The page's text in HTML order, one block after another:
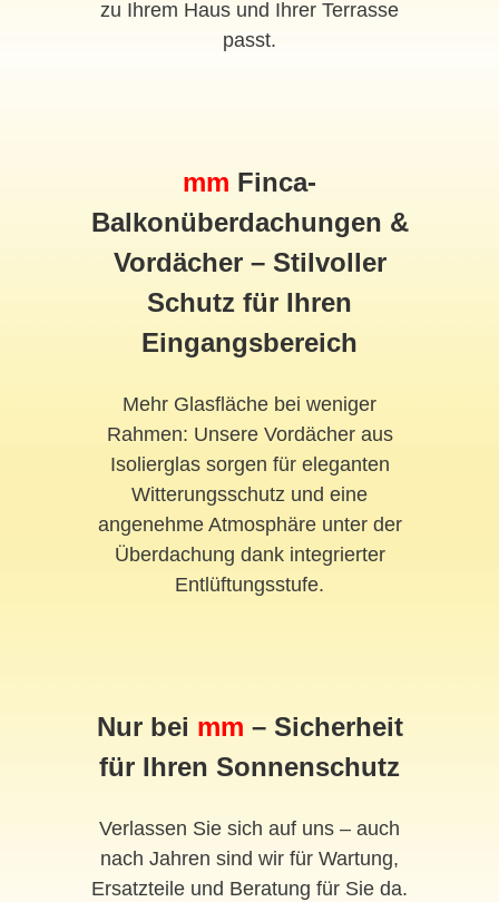
zu Ihrem Haus und Ihrer Terrasse
passt.
mm Finca-
Balkonüberdachungen &
Vordächer – Stilvoller
Schutz für Ihren
Eingangsbereich
Mehr Glasfläche bei weniger
Rahmen: Unsere Vordächer aus
Isolierglas sorgen für eleganten
Witterungsschutz und eine
angenehme Atmosphäre unter der
Überdachung dank integrierter
Entlüftungsstufe.
Nur bei mm – Sicherheit
für Ihren Sonnenschutz
Verlassen Sie sich auf uns – auch
nach Jahren sind wir für Wartung,
Ersatzteile und Beratung für Sie da.